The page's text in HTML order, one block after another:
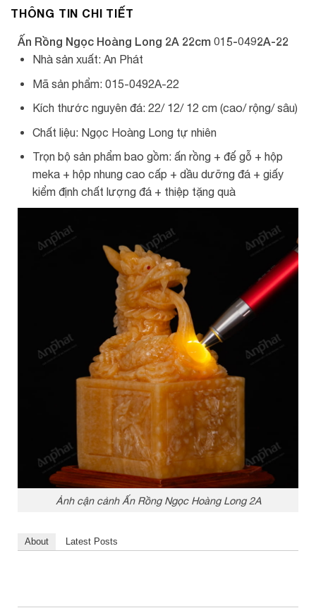
THÔNG TIN CHI TIẾT
Ấn Rồng Ngọc Hoàng Long 2A 22cm 015-0492A-22
Nhà sản xuất: An Phát
Mã sản phẩm: 015-0492A-22
Kích thước nguyên đá: 22/ 12/ 12 cm (cao/ rộng/ sâu)
Chất liệu: Ngọc Hoàng Long tự nhiên
Trọn bộ sản phẩm bao gồm: ấn rồng + đế gỗ + hộp
meka + hộp nhung cao cấp + dầu dưỡng đá + giấy
kiểm định chất lượng đá + thiệp tặng quà
Ảnh cận cảnh Ấn Rồng Ngọc Hoàng Long 2A
About Latest Posts